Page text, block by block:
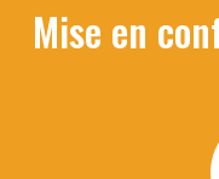
Mise en